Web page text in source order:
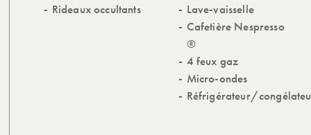
Rideaux occultants
Lave-vaisselle
Cafetière Nespresso
®
4 feux gaz
Micro-ondes
Réfrigérateur/